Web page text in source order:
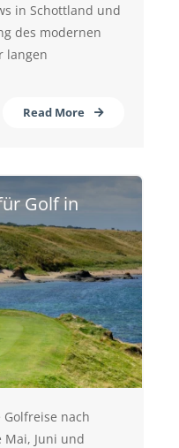
in Schottland und
des modernen
langen
Read More
Golf in
nach
Juni und